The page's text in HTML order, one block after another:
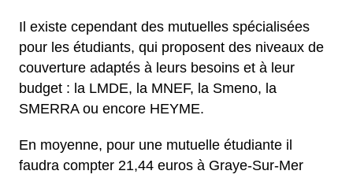
Il existe cependant des mutuelles spécialisées
pour les étudiants, qui proposent des niveaux de
couverture adaptés à leurs besoins et à leur
budget : la LMDE, la MNEF, la Smeno, la
SMERRA ou encore HEYME.
En moyenne, pour une mutuelle étudiante il
faudra compter 21,44 euros à Graye-Sur-Mer